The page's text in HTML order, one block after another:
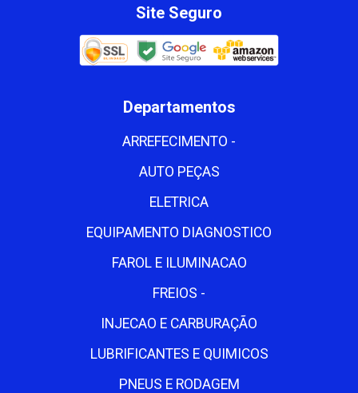
Site Seguro
Departamentos
ARREFECIMENTO -
AUTO PEÇAS
ELETRICA
EQUIPAMENTO DIAGNOSTICO
FAROL E ILUMINACAO
FREIOS -
INJECAO E CARBURAÇÃO
LUBRIFICANTES E QUIMICOS
PNEUS E RODAGEM